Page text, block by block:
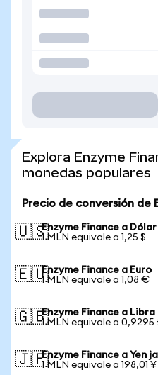
Explora Enzyme
monedas populares
Precio de conversión de
🇺🇸Enzyme Finance a
1 MLN equivale a 1,25 $
🇪🇺Enzyme Finance a Euro
1 MLN equivale a 1,08 €
🇬🇧Enzyme Finance a
1 MLN equivale a 0,9295
🇯🇵Enzyme Finance a Yen
1 MLN equivale a 198,01 ¥